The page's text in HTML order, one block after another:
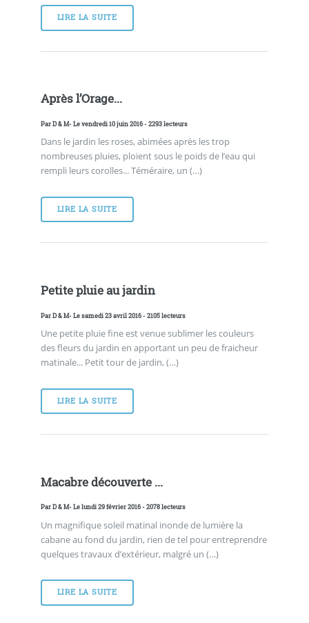
LIRE LA SUITE
Après l’Orage...
ParD & M- Le vendredi 10 juin 2016 - 2293 lecteurs
Dans le jardin les roses, abimées après les trop
nombreuses pluies, ploient sous le poids de l’eau qui
rempli leurs corolles... Téméraire, un (…)
LIRE LA SUITE
Petite pluie au jardin
ParD & M- Le samedi 23 avril 2016 - 2105 lecteurs
Une petite pluie fine est venue sublimer les couleurs
des fleurs du jardin en apportant un peu de fraicheur
matinale... Petit tour de jardin, (…)
LIRE LA SUITE
Macabre découverte ...
ParD & M- Le lundi 29 février 2016 - 2078 lecteurs
Un magnifique soleil matinal inonde de lumière la
cabane au fond du jardin, rien de tel pour entreprendre
quelques travaux d’extérieur, malgré un (…)
LIRE LA SUITE